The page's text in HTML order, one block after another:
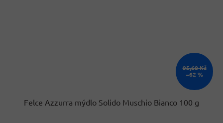
95,60 Kč
–62 %
Felce Azzurra mýdlo Solido Muschio Bianco 100 g